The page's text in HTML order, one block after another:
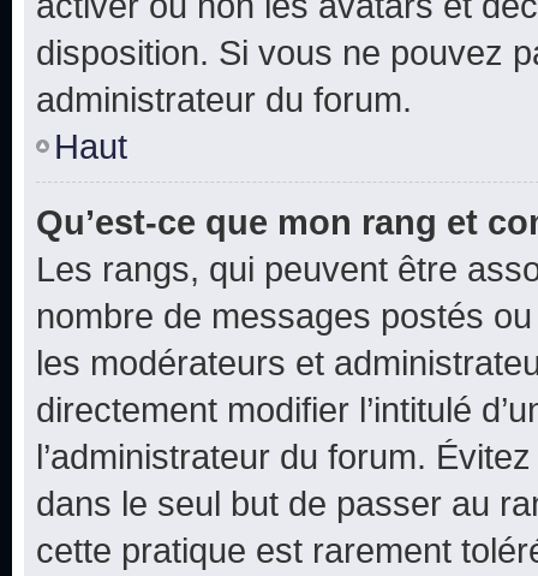
disposition. Si vous ne pouvez
administrateur du forum.
Haut
Qu’est-ce que mon rang et
Les rangs, qui peuvent être
nombre de messages postés
les modérateurs et
directement modifier l’intitulé
l’administrateur du forum.
dans le seul but de passer au
cette pratique est rarement